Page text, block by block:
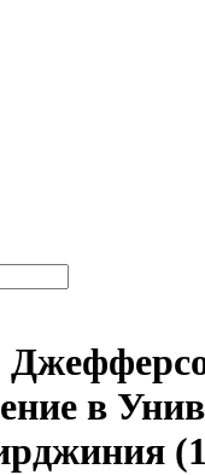
в